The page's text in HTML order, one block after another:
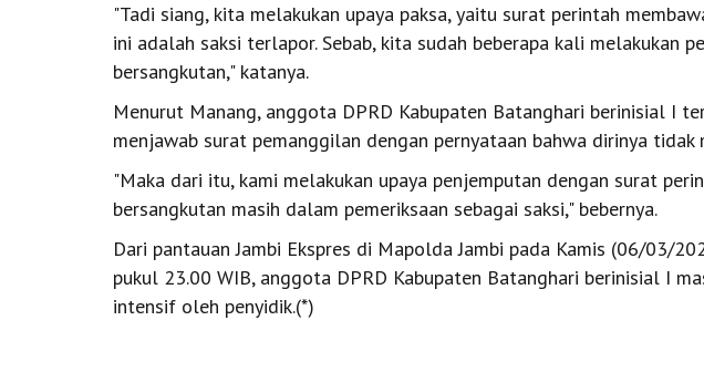
"Tadi siang, kita melakukan upaya paksa, yaitu surat perintah
ini adalah saksi terlapor. Sebab, kita sudah beberapa kali melakukan
bersangkutan," katanya.
Menurut Manang, anggota DPRD Kabupaten Batanghari berinisial I
menjawab surat pemanggilan dengan pernyataan bahwa dirinya tidak
"Maka dari itu, kami melakukan upaya penjemputan dengan surat
bersangkutan masih dalam pemeriksaan sebagai saksi," bebernya.
Dari pantauan Jambi Ekspres di Mapolda Jambi pada Kamis (06/03/
pukul 23.00 WIB, anggota DPRD Kabupaten Batanghari berinisial I
intensif oleh penyidik.(*)